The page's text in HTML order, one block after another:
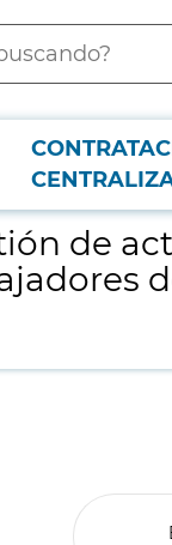
de conciliación
de